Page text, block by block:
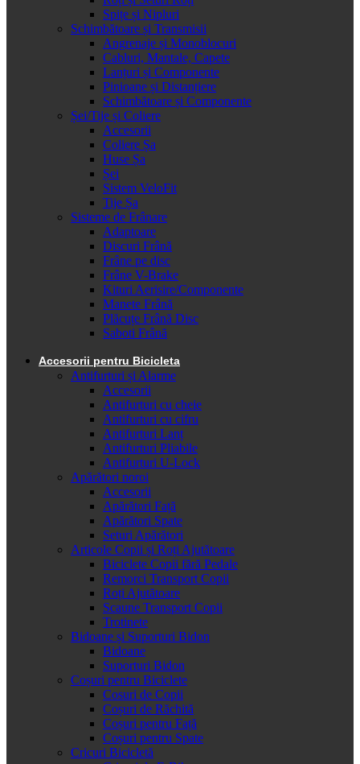
Spițe și Nipluri
Schimbătoare și Transmisii
Angrenaje și Monoblocuri
Cabluri, Mantale, Capete
Lanțuri și Componente
Pinioane și Distanțiere
Schimbătoare și Componente
Șei/Tije și Coliere
Accesorii
Coliere Șa
Huse Șa
Șei
Sistem VeloFit
Tije Șa
Sisteme de Frânare
Adaptoare
Discuri Frână
Frâne pe disc
Frâne V-Brake
Kituri Aerisire/Componente
Manete Frână
Plăcuțe Frână Disc
Saboti Frână
Accesorii pentru Bicicleta
Antifurturi și Alarme
Accesorii
Antifurturi cu cheie
Antifurturi cu cifru
Antifurturi Lanț
Antifurturi Pliabile
Antifurturi U-Lock
Apărători noroi
Accesorii
Apărători Față
Apărători Spate
Seturi Apărători
Articole Copii și Roți Ajutătoare
Biciclete Copii fără Pedale
Remorci Transport Copii
Roți Ajutătoare
Scaune Transport Copii
Trotinete
Bidoane și Suporturi Bidon
Bidoane
Suporturi Bidon
Coșuri pentru Biciclete
Cosuri de Copii
Coșuri de Răchită
Coșuri pentru Față
Coșuri pentru Spate
Cricuri Bicicletă